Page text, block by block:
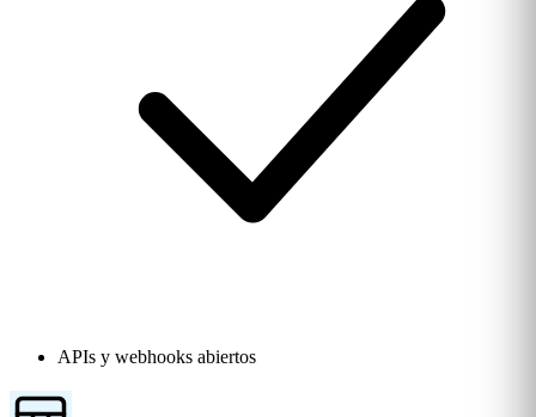
APIs y webhooks abiertos